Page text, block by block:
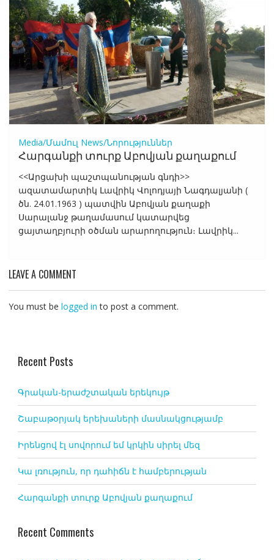
Media/Մամուլ News/Նորություններ
Հարգանքի տուրք Աբովյան քաղաքում
<<Արցախի պաշտպանության գնդի>>
ազատամարտիկ Լավրիկ Վոլոդյայի Նագդալյանի (
ծն. 24.01.1963 ) պատվին Աբովյան քաղաքի
Սարալանջ թաղամասում կատարվեց
ցայտաղբյուրի օծման արարողություն։ Լավրիկ...
LEAVE A COMMENT
You must be logged in to post a comment.
Recent Posts
Գրական-երաժշտական երեկույթ
Շաբաթօրյակ երեխաների մասնակցությամբ
Իրենցով էլ սովորում եմ կրկին սիրել մեզ
Կա լռություն, որ դահիճն է համբերության
Հարգանքի տուրք Աբովյան քաղաքում
Recent Comments